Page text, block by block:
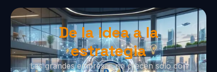
De la idea a la
estrategia
Las grandes empresas no crecen solo con